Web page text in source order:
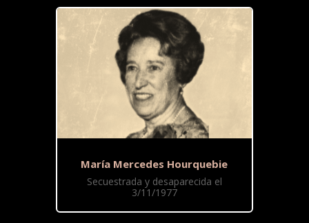
María Mercedes Hourquebie
Secuestrada y desaparecida el
3/11/1977